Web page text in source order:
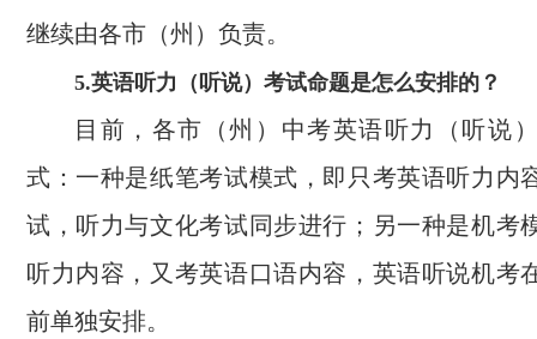
继续由各市（州）负责。
5.英语听力（听说）考试命题是怎么安排的？
目前，各市（州）中考英语听力（听说
式：一种是纸笔考试模式，即只考英语听力内
试，听力与文化考试同步进行；另一种是机考
听力内容，又考英语口语内容，英语听说机考
前单独安排。